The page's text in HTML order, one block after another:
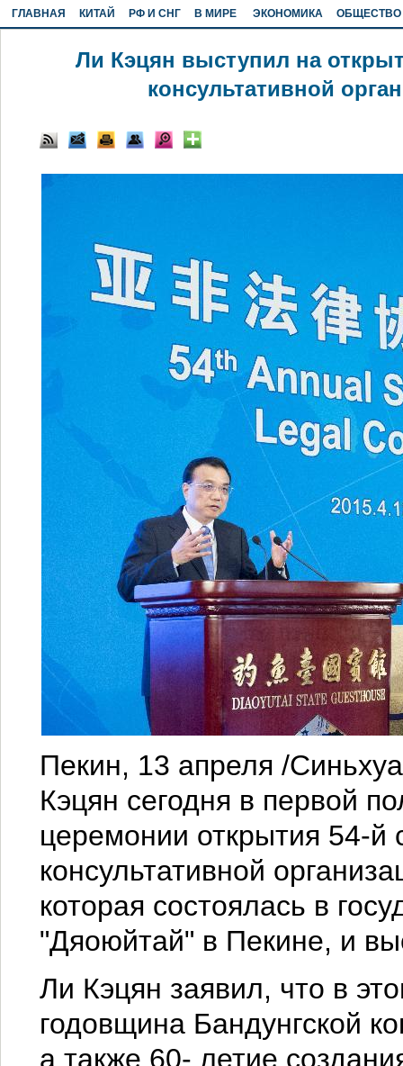
ГЛАВНАЯ КИТАЙ РФ И СНГ В МИРЕ ЭКОНОМИКА ОБЩЕСТВО
Ли Кэцян выступил на
консультативной
Пекин, 13 апреля /
Кэцян сегодня в первой
церемонии открытия 54-й
консультативной
которая состоялась в
"Дяоюйтай" в Пекине, и
Ли Кэцян заявил, что в
годовщина Бандунгской
а также 60- летие